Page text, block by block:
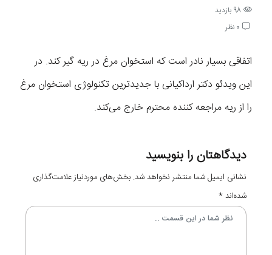
98 بازدید
0 نظر
اتفاقی بسیار نادر است که استخوان مرغ در ریه گیر کند. در
این ویدئو دکتر ارداکیانی با جدیدترین تکنولوژی استخوان مرغ
را از ریه مراجعه کننده محترم خارج می‌‌کند.
دیدگاهتان را بنویسید
نشانی ایمیل شما منتشر نخواهد شد. بخش‌های موردنیاز علامت‌گذاری
شده‌اند*